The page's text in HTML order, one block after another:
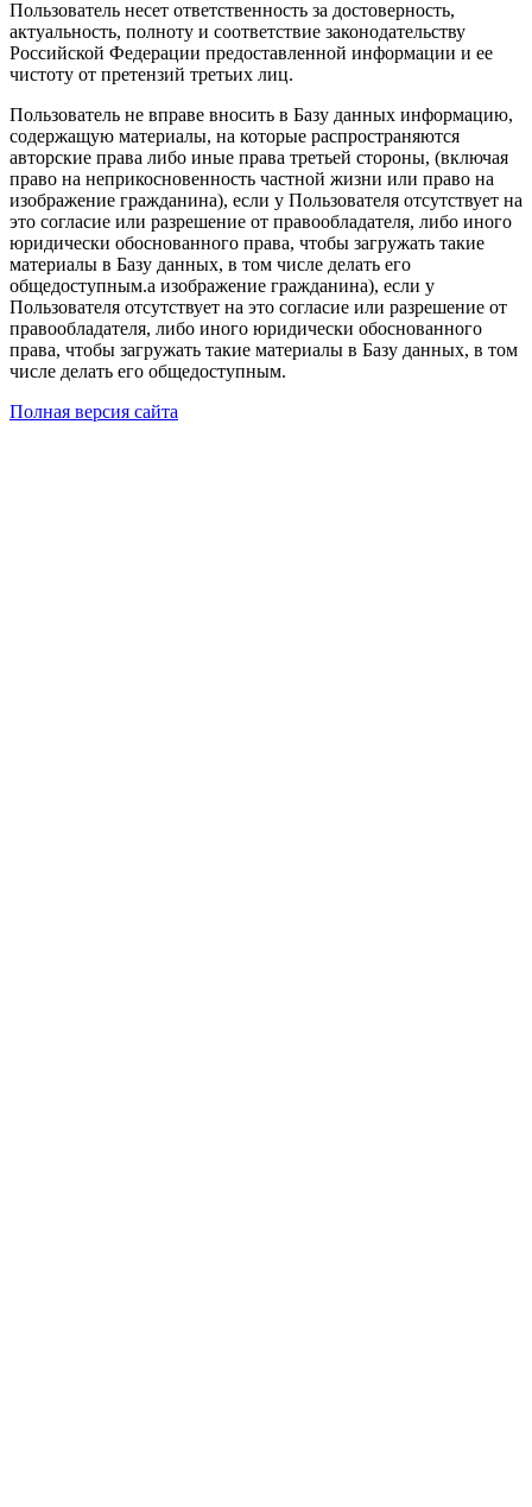
Пользователь несет ответственность за достоверность,
актуальность, полноту и соответствие законодательству
Российской Федерации предоставленной информации и ее
чистоту от претензий третьих лиц.
Пользователь не вправе вносить в Базу данных информацию,
содержащую материалы, на которые распространяются
авторские права либо иные права третьей стороны, (включая
право на неприкосновенность частной жизни или право на
изображение гражданина), если у Пользователя отсутствует на
это согласие или разрешение от правообладателя, либо иного
юридически обоснованного права, чтобы загружать такие
материалы в Базу данных, в том числе делать его
общедоступным.а изображение гражданина), если у
Пользователя отсутствует на это согласие или разрешение от
правообладателя, либо иного юридически обоснованного
права, чтобы загружать такие материалы в Базу данных, в том
числе делать его общедоступным.
Полная версия сайта